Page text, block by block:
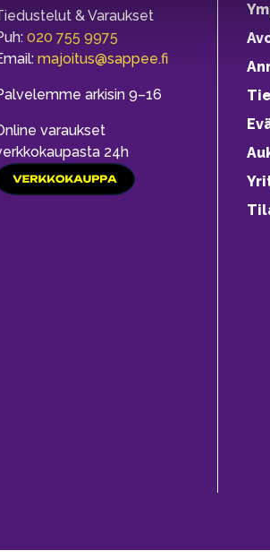
& Varaukset
020 755 9975
majoitus@sappee.fi
arkisin 9–16
varaukset
24h